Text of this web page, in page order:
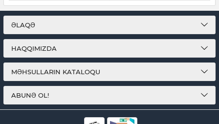
ƏLAQƏ
HAQQIMIZDA
MƏHSULLARIN KATALOQU
ABUNƏ OL!